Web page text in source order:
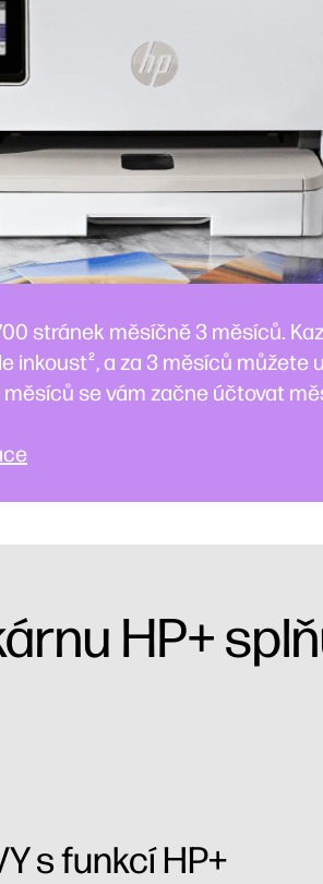
stránek měsíčně 3 měsíců.
inkoust 2, a za 3 měsíců můžete
měsíců se vám začne účtovat
HP+
s funkcí HP+